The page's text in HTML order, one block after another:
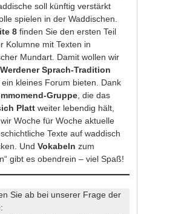
soll künftig verstärkt
spielen in der Waddischen.
8finden Sie den ersten Teil
Kolumne mit Texten in
Mundart. Damit wollen wir
Werdener Sprach-Tradition
kleines Forum bieten. Dank
Gruppe , die das
Platt weiter lebendig hält,
Woche für Woche aktuelle
Texte auf waddisch
UndVokabelnzum
gibt es obendrein – viel Spaß!
Sie ab bei unserer Frage der